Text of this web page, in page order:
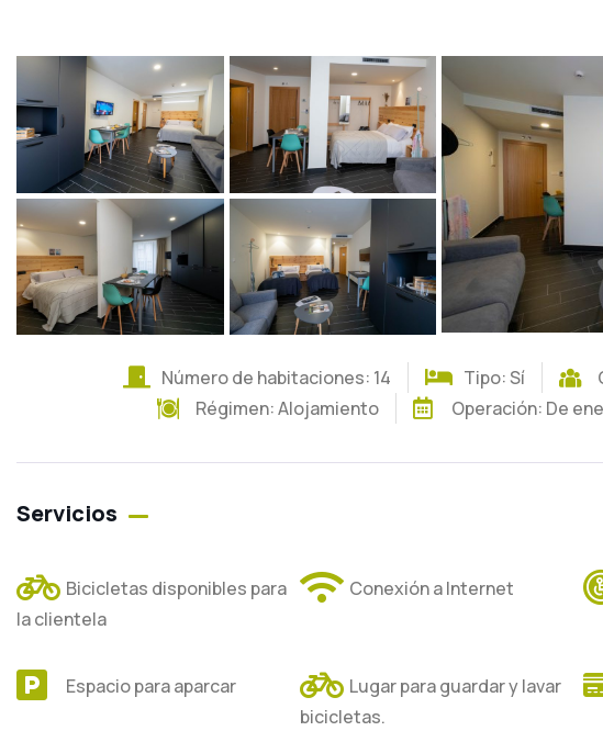
Número de habitaciones: 14 Tipo: Sí
Régimen:Alojamiento Operación: De
Servicios
Bicicletas disponibles para
la clientela
Conexión a Internet
Espacio para aparcar
Lugar para guardar y lavar
bicicletas.